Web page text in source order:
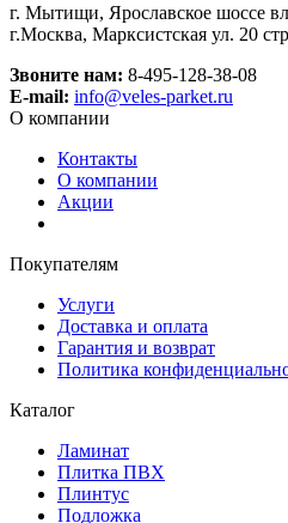
г. Мытищи, Ярославское шоссе
г.Москва, Марксистская ул. 20
Звоните нам: 8-495-128-38-08
E-mail: info@veles-parket.ru
О компании
Контакты
О компании
Акции
Покупателям
Услуги
Доставка и оплата
Гарантия и возврат
Политика
Каталог
Ламинат
Плитка ПВХ
Плинтус
Подложка